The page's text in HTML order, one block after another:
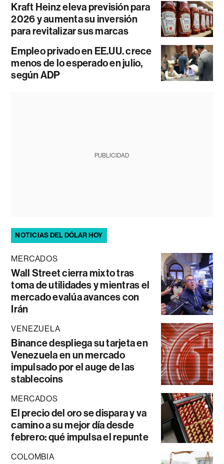
Kraft Heinz eleva previsión para
2026 y aumenta su inversión
para revitalizar sus marcas
Empleo privado en EE.UU. crece
menos de lo esperado en julio,
según ADP
PUBLICIDAD
NOTICIAS DEL DÓLAR HOY
MERCADOS
Wall Street cierra mixto tras
toma de utilidades y mientras el
mercado evalúa avances con
Irán
VENEZUELA
Binance despliega su tarjeta en
Venezuela en un mercado
impulsado por el auge de las
stablecoins
MERCADOS
El precio del oro se dispara y va
camino a su mejor día desde
febrero: qué impulsa el repunte
COLOMBIA